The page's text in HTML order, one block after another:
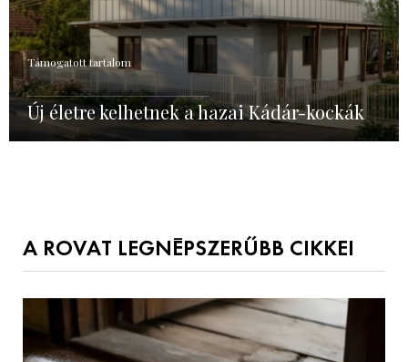
Támogatott tartalom
Új életre kelhetnek a hazai Kádár-kockák
A ROVAT LEGNÉPSZERŰBB CIKKEI